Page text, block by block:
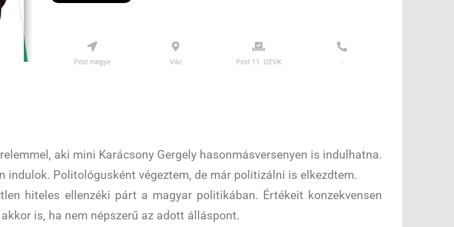
Pest megye Vác Pest 11. OEVK -
aki mini Karácsony Gergely hasonmásversenyen is indulhatna.
indulok. Politológusként végeztem, de már politizálni is elkezdtem.
hiteles ellenzéki párt a magyar politikában. Értékeit konzekvensen
is, ha nem népszerű az adott álláspont.